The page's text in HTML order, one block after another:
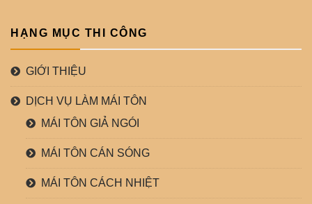
HẠNG MỤC THI CÔNG
GIỚI THIỆU
DỊCH VỤ LÀM MÁI TÔN
MÁI TÔN GIẢ NGÓI
MÁI TÔN CÁN SÓNG
MÁI TÔN CÁCH NHIỆT